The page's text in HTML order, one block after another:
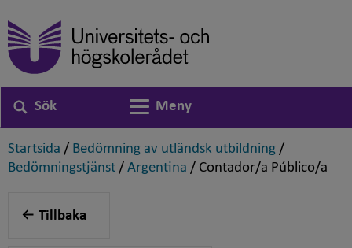
Sök
Växla navigering
Meny
Startsida ,
/ Bedömning av utländsk utbildning ,
/
Bedömningstjänst ,
/ Argentina ,
/ Contador/a Público/a
Tillbaka